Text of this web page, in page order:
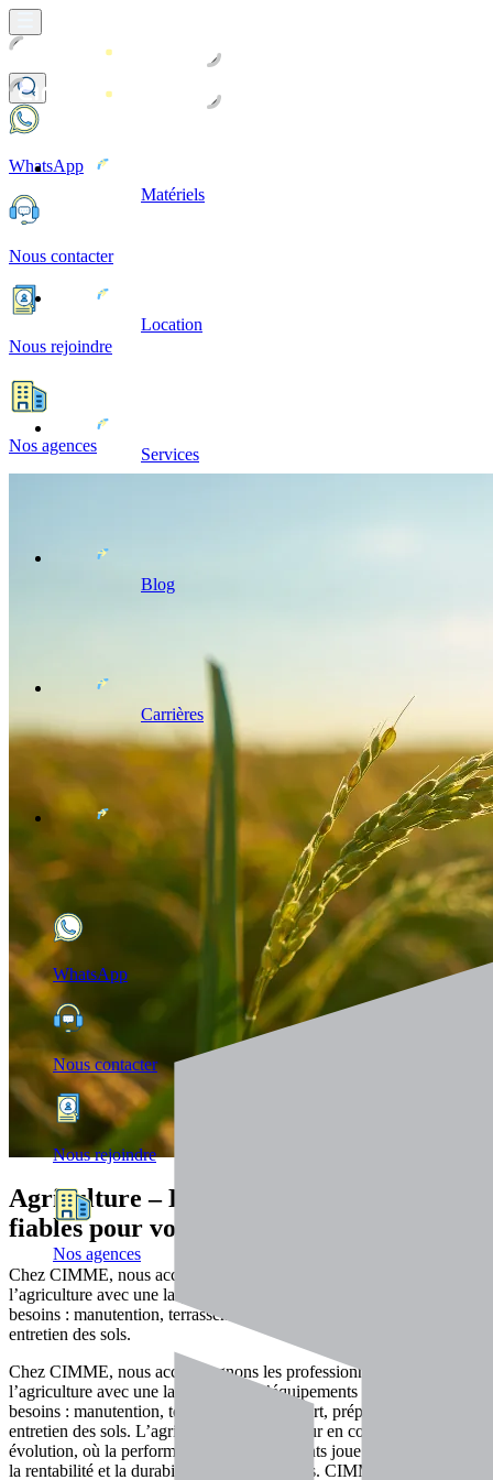
Matériels
Location
Services
Blog
Carrières
WhatsApp
Nous contacter
Nous rejoindre
Nos agences
WhatsApp
Nous contacter
Nous rejoindre
Nos agences
Agriculture – Des solutions robustes et
fiables pour vos activités agricoles
Chez CIMME, nous accompagnons les professionnels de
l’agriculture avec une large gamme d’équipements adaptés à leurs
besoins : manutention, terrassement, transport, préparation et
entretien des sols.
Chez CIMME, nous accompagnons les professionnels de
l’agriculture avec une large gamme d’équipements adaptés à leurs
besoins : manutention, terrassement, transport, préparation et
entretien des sols. L’agriculture est un secteur en constante
évolution, où la performance des équipements joue un rôle clé dans
la rentabilité et la durabilité des exploitations. CIMME accompagne